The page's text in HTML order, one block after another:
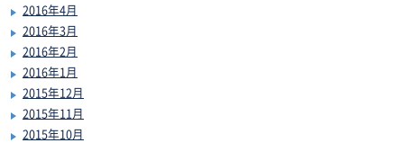
2016年4月
2016年3月
2016年2月
2016年1月
2015年12月
2015年11月
2015年10月